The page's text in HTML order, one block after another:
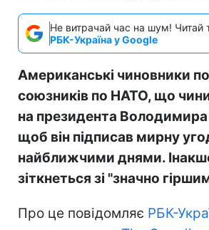
Не витрачай час на шум! Читай
РБК-Україна у Google
Американські чиновники
союзників по НАТО, що
на президента
щоб він підписав мирну
найближчими днями.
зіткнеться зі "значно
Про це повідомляє РБК-